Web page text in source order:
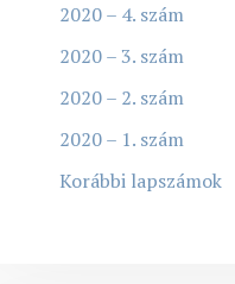
2020 – 4. szám
2020 – 3. szám
2020 – 2. szám
2020 – 1. szám
Korábbi lapszámok